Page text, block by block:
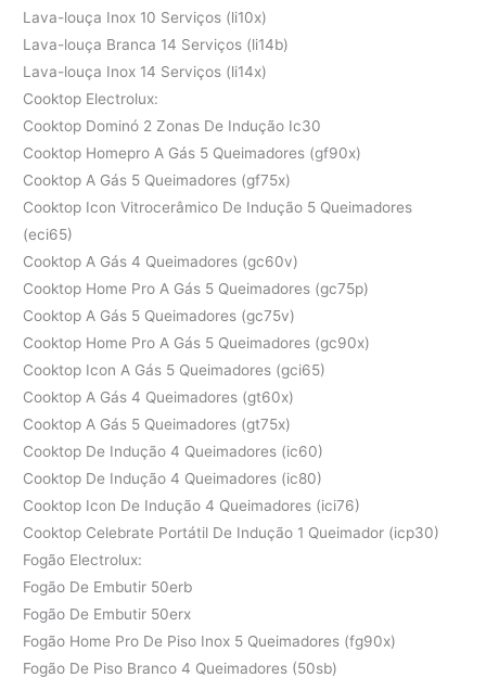
Lava-louça Inox 10 Serviços (li10x)
Lava-louça Branca 14 Serviços (li14b)
Lava-louça Inox 14 Serviços (li14x)
Cooktop Electrolux:
Cooktop Dominó 2 Zonas De Indução Ic30
Cooktop Homepro A Gás 5 Queimadores (gf90x)
Cooktop A Gás 5 Queimadores (gf75x)
Cooktop Icon Vitrocerâmico De Indução 5 Queimadores
(eci65)
Cooktop A Gás 4 Queimadores (gc60v)
Cooktop Home Pro A Gás 5 Queimadores (gc75p)
Cooktop A Gás 5 Queimadores (gc75v)
Cooktop Home Pro A Gás 5 Queimadores (gc90x)
Cooktop Icon A Gás 5 Queimadores (gci65)
Cooktop A Gás 4 Queimadores (gt60x)
Cooktop A Gás 5 Queimadores (gt75x)
Cooktop De Indução 4 Queimadores (ic60)
Cooktop De Indução 4 Queimadores (ic80)
Cooktop Icon De Indução 4 Queimadores (ici76)
Cooktop Celebrate Portátil De Indução 1 Queimador (icp30)
Fogão Electrolux:
Fogão De Embutir 50erb
Fogão De Embutir 50erx
Fogão Home Pro De Piso Inox 5 Queimadores (fg90x)
Fogão De Piso Branco 4 Queimadores (50sb)